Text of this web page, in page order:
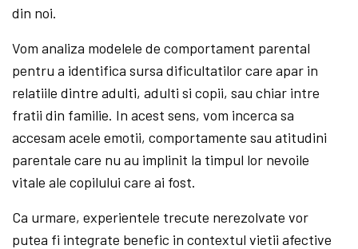
din noi.
Vom analiza modelele de comportament parental
pentru a identifica sursa dificultatilor care apar in
relatiile dintre adulti, adulti si copii, sau chiar intre
fratii din familie. In acest sens, vom incerca sa
accesam acele emotii, comportamente sau atitudini
parentale care nu au implinit la timpul lor nevoile
vitale ale copilului care ai fost.
Ca urmare, experientele trecute nerezolvate vor
putea fi integrate benefic in contextul vietii afective